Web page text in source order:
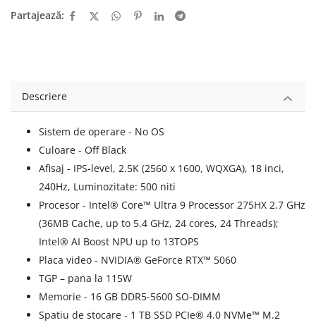
Partajează:
Descriere
Sistem de operare - No OS
Culoare - Off Black
Afisaj - IPS-level, 2.5K (2560 x 1600, WQXGA), 18 inci,
240Hz, Luminozitate: 500 niti
Procesor - Intel® Core™ Ultra 9 Processor 275HX 2.7 GHz
(36MB Cache, up to 5.4 GHz, 24 cores, 24 Threads);
Intel® AI Boost NPU up to 13TOPS
Placa video - NVIDIA® GeForce RTX™ 5060
TGP – pana la 115W
Memorie - 16 GB DDR5-5600 SO-DIMM
Spatiu de stocare - 1 TB SSD PCIe® 4.0 NVMe™ M.2